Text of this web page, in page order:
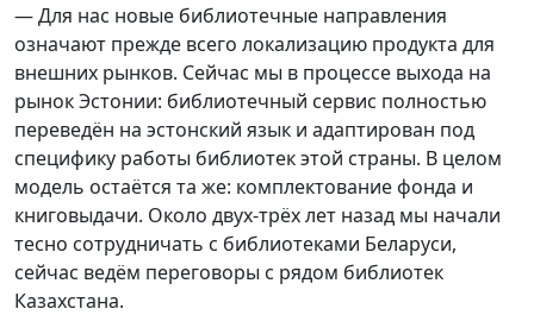
— Для нас новые библиотечные направления
означают прежде всего локализацию продукта для
внешних рынков. Сейчас мы в процессе выхода на
рынок Эстонии: библиотечный сервис полностью
переведён на эстонский язык и адаптирован под
специфику работы библиотек этой страны. В целом
модель остаётся та же: комплектование фонда и
книговыдачи. Около двух-трёх лет назад мы начали
тесно сотрудничать с библиотеками Беларуси,
сейчас ведём переговоры с рядом библиотек
Казахстана.